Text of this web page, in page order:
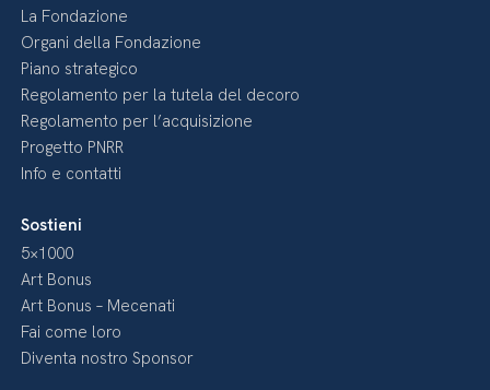
La Fondazione
Organi della Fondazione
Piano strategico
Regolamento per la tutela del decoro
Regolamento per l’acquisizione
Progetto PNRR
Info e contatti
Sostieni
5×1000
Art Bonus
Art Bonus – Mecenati
Fai come loro
Diventa nostro Sponsor